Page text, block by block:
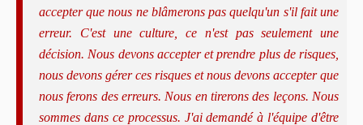
accepter que nous ne blâmerons pas quelqu'un s'il fait une
erreur. C'est une culture, ce n'est pas seulement une
décision. Nous devons accepter et prendre plus de risques,
nous devons gérer ces risques et nous devons accepter que
nous ferons des erreurs. Nous en tirerons des leçons. Nous
sommes dans ce processus. J'ai demandé à l'équipe d'être